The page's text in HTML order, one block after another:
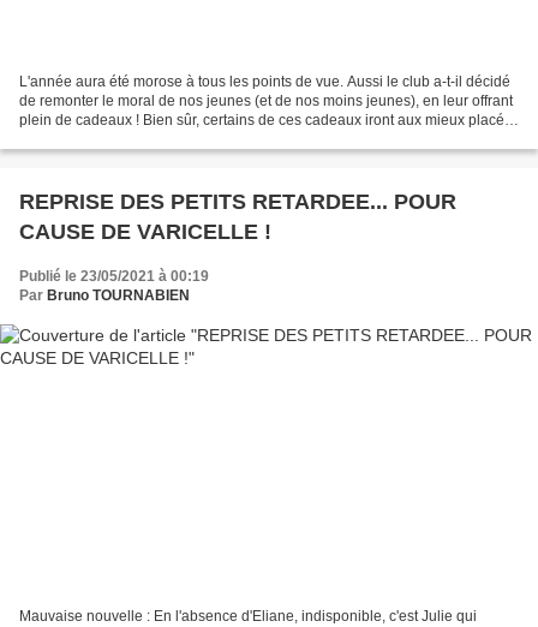
L'année aura été morose à tous les points de vue. Aussi le club a-t-il décidé
de remonter le moral de nos jeunes (et de nos moins jeunes), en leur offrant
plein de cadeaux ! Bien sûr, certains de ces cadeaux iront aux mieux placés
REPRISE DES PETITS RETARDEE... POUR
CAUSE DE VARICELLE !
Publié le 23/05/2021 à 00:19
Par Bruno TOURNABIEN
Mauvaise nouvelle : En l'absence d'Eliane, indisponible, c'est Julie qui